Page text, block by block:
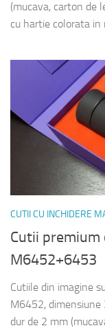
(mucava, carton de
cu hartie colorata in
CUTII CU INCHIDERE
Cutii premium
M6452+6453
Cutiile din imagine
M6452,
dur de 2 mm